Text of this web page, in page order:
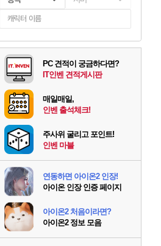
PC 견적이 궁금하다면?
IT인벤 견적게시판
매일매일,
인벤 출석체크!
주사위 굴리고 포인트!
인벤 마블
연동하면 아이온2 인장!
아이온 인장 인증 페이지
아이온2 처음이라면?
아이온2 정보 모음